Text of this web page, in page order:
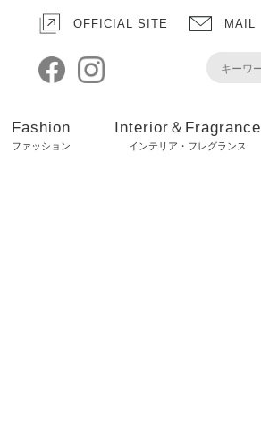
OFFICIAL SITE MAIL
Fashion
ファッション
Interior＆Fragrance
インテリア・フレグランス